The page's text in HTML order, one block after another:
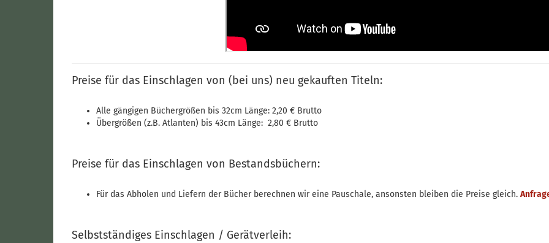
Preise für das Einschlagen von (bei uns) neu gekauften Titeln:
Alle gängigen Büchergrößen bis 32cm Länge: 2,20 € Brutto
Übergrößen (z.B. Atlanten) bis 43cm Länge: 2,80 € Brutto
Preise für das Einschlagen von Bestandsbüchern:
Für das Abholen und Liefern der Bücher berechnen wir eine Pauschale, ansonsten bleiben die Preise gleich.
Selbstständiges Einschlagen / Gerätverleih: